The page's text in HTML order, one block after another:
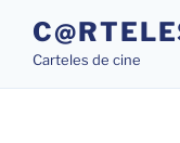
contenido
Carteles de cine